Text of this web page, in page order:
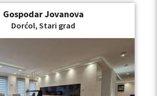
u prvobitno stanje), još jedne
male kuhinje, kupatila i dve terase.
a dodatni komfor obezbeđuju tri
Troškovi Infostana su niski. Ugovor se
godinu dana, uz depozit u
kirije. Pogledajte i našu ponudu
u centru grada i kao i stanova za
vencu, ukoliko razmatrate
dugoročni najam. Posrednička
u skladu sa Opštim uslovima
DIVIS NEKRETNINE DOO.
Gospodar Jovanova
Dorćol, Stari grad